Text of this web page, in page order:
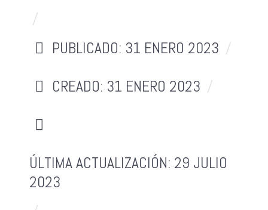
PUBLICADO: 31 ENERO 2023
CREADO: 31 ENERO 2023
ÚLTIMA ACTUALIZACIÓN: 29 JULIO
2023